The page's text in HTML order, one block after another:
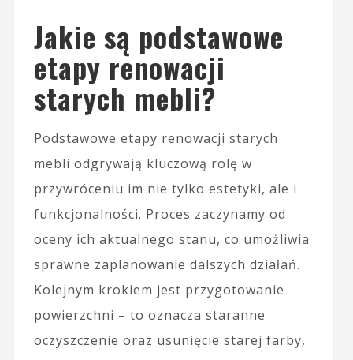
Jakie są podstawowe
etapy renowacji
starych mebli?
Podstawowe etapy renowacji starych
mebli odgrywają kluczową rolę w
przywróceniu im nie tylko estetyki, ale i
funkcjonalności. Proces zaczynamy od
oceny ich aktualnego stanu, co umożliwia
sprawne zaplanowanie dalszych działań.
Kolejnym krokiem jest przygotowanie
powierzchni – to oznacza staranne
oczyszczenie oraz usunięcie starej farby,